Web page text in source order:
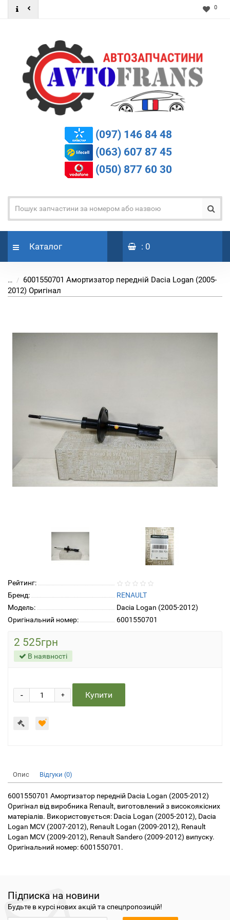
0
(097) 146 84 48
(063) 607 87 45
(050) 877 60 30
Каталог : 0
...
6001550701 Амортизатор передній Dacia Logan (2005-
2012) Оригінал
Рейтинг:
Бренд:
RENAULT
Модель:
Dacia Logan (2005-2012)
Оригінальний номер:
6001550701
2 525грн
В наявності
+
- Купити
Опис Відгуки (0)
6001550701 Амортизатор передній Dacia Logan (2005-2012)
Оригінал від виробника Renault, виготовлений з високоякісних
матеріалів. Використовується: Dacia Logan (2005-2012), Dacia
Logan MCV (2007-2012), Renault Logan (2009-2012), Renault
Logan MCV (2009-2012), Renault Sandero (2009-2012) випуску.
Оригінальний номер: 6001550701.
Підписка на новини
Будьте в курсі нових акцій та спецпропозицій!